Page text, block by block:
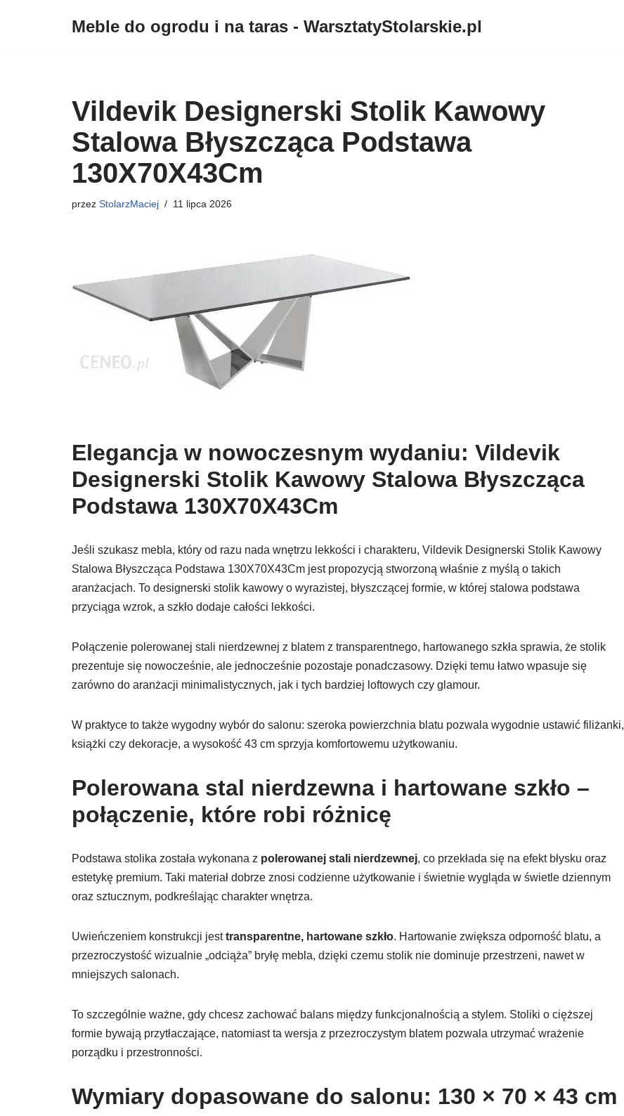
Meble do ogrodu i na taras - WarsztatyStolarskie.pl
Vildevik Designerski Stolik Kawowy
Stalowa Błyszcząca Podstawa
130X70X43Cm
przez StolarzMaciej 11 lipca 2026
Elegancja w nowoczesnym wydaniu: Vildevik
Designerski Stolik Kawowy Stalowa Błyszcząca
Podstawa 130X70X43Cm
Jeśli szukasz mebla, który od razu nada wnętrzu lekkości i charakteru, Vildevik Designerski Stolik Kawowy
Stalowa Błyszcząca Podstawa 130X70X43Cm jest propozycją stworzoną właśnie z myślą o takich
aranżacjach. To designerski stolik kawowy o wyrazistej, błyszczącej formie, w której stalowa podstawa
przyciąga wzrok, a szkło dodaje całości lekkości.
Połączenie polerowanej stali nierdzewnej z blatem z transparentnego, hartowanego szkła sprawia, że stolik
prezentuje się nowocześnie, ale jednocześnie pozostaje ponadczasowy. Dzięki temu łatwo wpasuje się
zarówno do aranżacji minimalistycznych, jak i tych bardziej loftowych czy glamour.
W praktyce to także wygodny wybór do salonu: szeroka powierzchnia blatu pozwala wygodnie ustawić filiżanki,
książki czy dekoracje, a wysokość 43 cm sprzyja komfortowemu użytkowaniu.
Polerowana stal nierdzewna i hartowane szkło –
połączenie, które robi różnicę
Podstawa stolika została wykonana z polerowanej stali nierdzewnej, co przekłada się na efekt błysku oraz
estetykę premium. Taki materiał dobrze znosi codzienne użytkowanie i świetnie wygląda w świetle dziennym
oraz sztucznym, podkreślając charakter wnętrza.
Uwieńczeniem konstrukcji jesttransparentne, hartowane szkło. Hartowanie zwiększa odporność blatu, a
przezroczystość wizualnie „odciąża” bryłę mebla, dzięki czemu stolik nie dominuje przestrzeni, nawet w
mniejszych salonach.
To szczególnie ważne, gdy chcesz zachować balans między funkcjonalnością a stylem. Stoliki o cięższej
formie bywają przytłaczające, natomiast ta wersja z przezroczystym blatem pozwala utrzymać wrażenie
porządku i przestronności.
Wymiary dopasowane do salonu: 130 × 70 × 43 cm